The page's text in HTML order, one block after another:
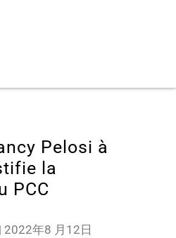
Pelosi à
la
PCC
| 2022年8 月12日